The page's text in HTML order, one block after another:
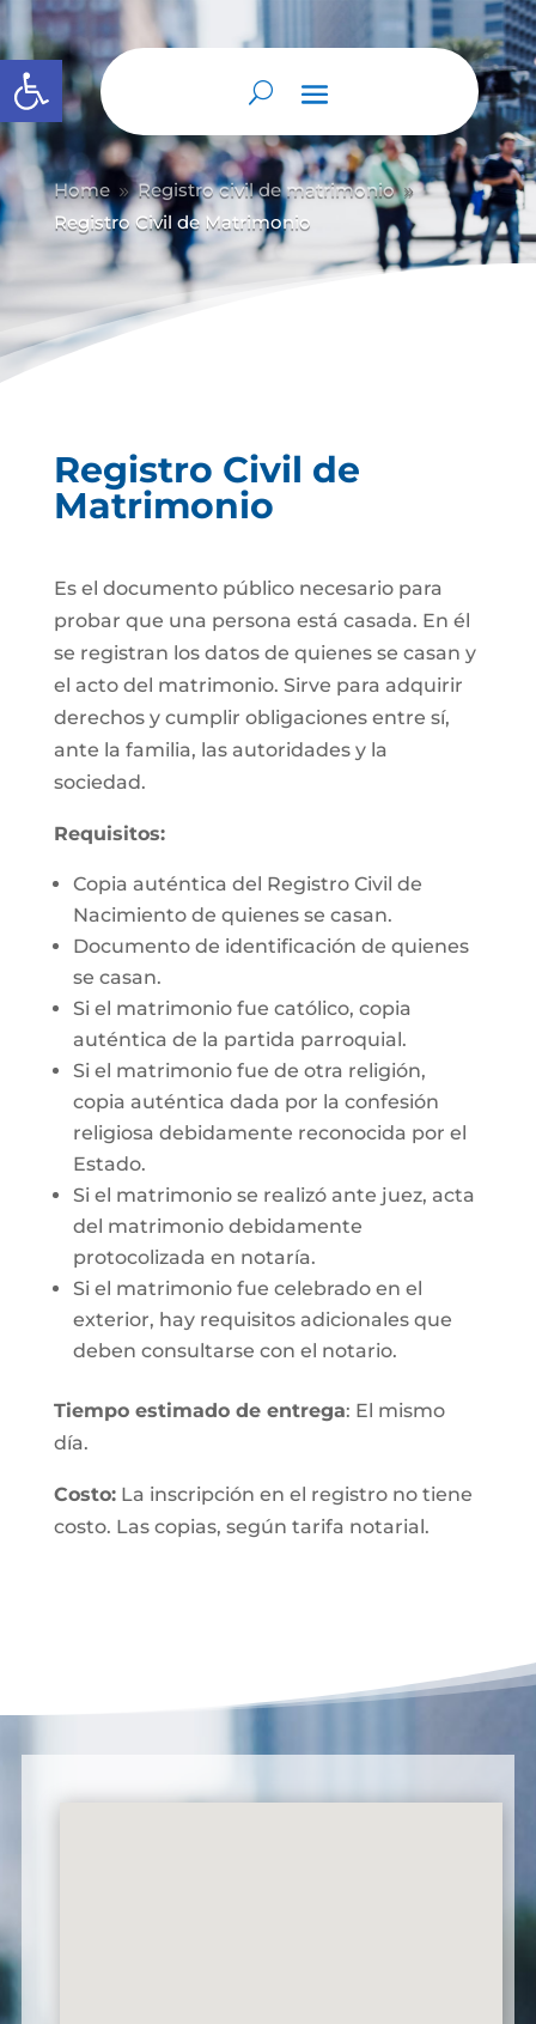
Abrir barra de herramientas
Home 9 Registro civil de matrimonio 9
Registro Civil de Matrimonio
Registro Civil de
Matrimonio
Es el documento público necesario para
probar que una persona está casada. En él
se registran los datos de quienes se casan y
el acto del matrimonio. Sirve para adquirir
derechos y cumplir obligaciones entre sí,
ante la familia, las autoridades y la
sociedad.
Requisitos:
Copia auténtica del Registro Civil de
Nacimiento de quienes se casan.
Documento de identificación de quienes
se casan.
Si el matrimonio fue católico, copia
auténtica de la partida parroquial.
Si el matrimonio fue de otra religión,
copia auténtica dada por la confesión
religiosa debidamente reconocida por el
Estado.
Si el matrimonio se realizó ante juez, acta
del matrimonio debidamente
protocolizada en notaría.
Si el matrimonio fue celebrado en el
exterior, hay requisitos adicionales que
deben consultarse con el notario.
Tiempo estimado de entrega: El mismo
día.
Costo:La inscripción en el registro no tiene
costo. Las copias, según tarifa notarial.